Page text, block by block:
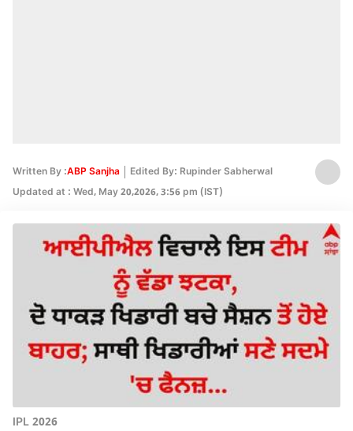
Written By :ABP Sanjha
Edited By: Rupinder Sabherwal
Updated at : Wed, May 20,2026, 3:56 pm (IST)
IPL 2026